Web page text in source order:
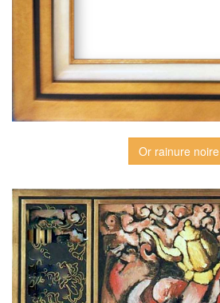
Or rainure noire